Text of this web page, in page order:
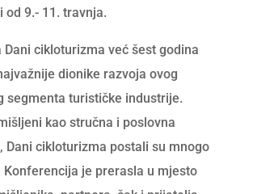
od 9.- 11. travnja.
Dani cikloturizma već šest godina
dionike razvoja ovog
segmenta turističke industrije.
kao stručna i poslovna
Dani cikloturizma postali su mnogo
Konferencija je prerasla u mjesto